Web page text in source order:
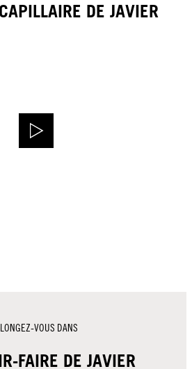
DE JAVIER
VOUS DANS
FAIRE DE JAVIER